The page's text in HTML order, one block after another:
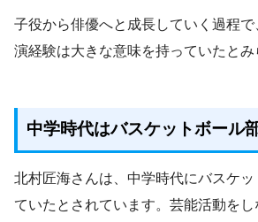
子役から俳優へと成長していく過程
演経験は大きな意味を持っていたとみ
中学時代はバスケットボール
北村匠海さんは、中学時代にバスケ
ていたとされています。芸能活動を